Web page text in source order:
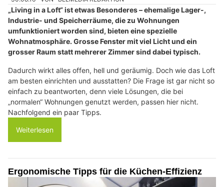
„Living in a Loft“ ist etwas Besonderes – ehemalige Lager-,
Industrie- und Speicherräume, die zu Wohnungen
umfunktioniert worden sind, bieten eine spezielle
Wohnatmosphäre. Grosse Fenster mit viel Licht und ein
grosser Raum statt mehrerer Zimmer sind dabei typisch.
Dadurch wirkt alles offen, hell und geräumig. Doch wie das Loft
am besten einrichten und ausstatten? Die Frage ist gar nicht so
einfach zu beantworten, denn viele Lösungen, die bei
„normalen“ Wohnungen genutzt werden, passen hier nicht.
Nachfolgend ein paar Tipps.
Weiterlesen
Ergonomische Tipps für die Küchen-Effizienz